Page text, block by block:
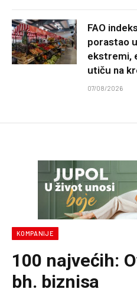
FAO
porastao
ekstremi,
utiču na
07/08/2026
KOMPANIJE
100 najvećih:
bh. biznisa